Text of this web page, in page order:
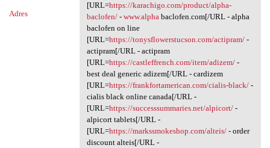
Adres
[URL=https://karachigo.com/product/alpha-
baclofen/- www.alphabaclofen.com[/URL - alpha
baclofen on line
[URL=https://tonysflowerstucson.com/actipram/-
actipram[/URL - actipram
[URL=https://castleffrench.com/item/adizem/-
best deal generic adizem[/URL - cardizem
[URL=https://frankfortamerican.com/cialis-black/-
cialis black online canada[/URL -
[URL=https://successsummaries.net/alpicort/-
alpicort tablets[/URL -
[URL=https://markssmokeshop.com/alteis/- order
discount alteis[/URL -